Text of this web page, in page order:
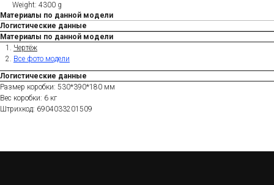
Weight: 4300 g
Материалы по данной модели
Логистические данные
Материалы по данной модели
Чертёж
Все фото модели
Логистические данные
Размер коробки: 530*390*180 мм
Вес коробки: 6 кг
Штрихкод: 6904033201509